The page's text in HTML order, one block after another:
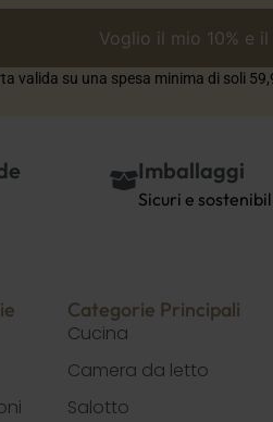
valida su una spesa minima di soli
Imballaggi
Sicuri e
Categorie Principali
Cucina
Camera da letto
Salotto